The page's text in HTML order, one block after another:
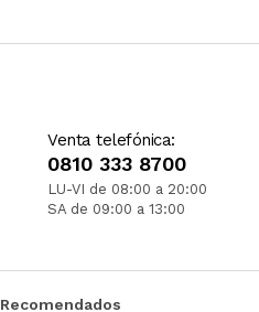
Venta telefónica:
0810 333 8700
LU-VI de 08:00 a 20:00
SA de 09:00 a 13:00
Recomendados